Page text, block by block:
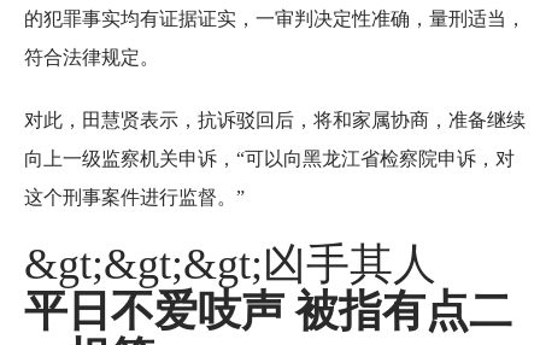
的犯罪事实均有证据证实，一审判决定性准确，量刑适当，
符合法律规定。
对此，田慧贤表示，抗诉驳回后，将和家属协商，准备继续
向上一级监察机关申诉，“可以向黑龙江省检察院申诉，对
这个刑事案件进行监督。”
&gt;&gt;&gt;凶手其人
平日不爱吱声 被指有点二